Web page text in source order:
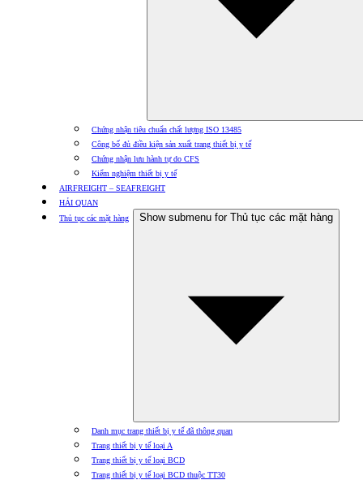
Chứng nhận tiêu chuẩn chất lượng ISO 13485
Công bố đủ điều kiện sản xuất trang thiết bị y tế
Chứng nhận lưu hành tự do CFS
Kiểm nghiệm thiết bị y tế
AIRFREIGHT – SEAFREIGHT
HẢI QUAN
Thủ tục các mặt hàng
Show submenu for Thủ tục các mặt hàng
Danh mục trang thiết bị y tế đã thông quan
Trang thiết bị y tế loại A
Trang thiết bị y tế loại BCD
Trang thiết bị y tế loại BCD thuộc TT30